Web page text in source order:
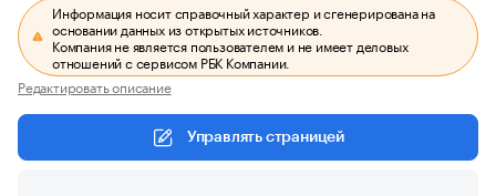
Информация носит справочный характер и сгенерирована на
основании данных из открытых источников.
Компания не является пользователем и не имеет деловых
отношений с сервисом РБК Компании.
Редактировать описание
Управлять страницей